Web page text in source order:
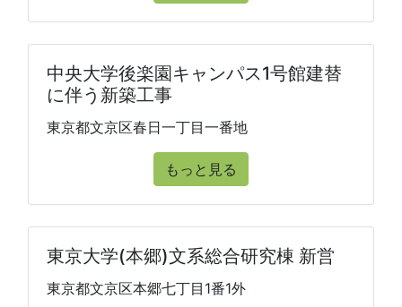
中央大学後楽園キャンパス1号館建替
に伴う新築工事
東京都文京区春日一丁目一番地
もっと見る
東京大学(本郷)文系総合研究棟 新営
東京都文京区本郷七丁目1番1外